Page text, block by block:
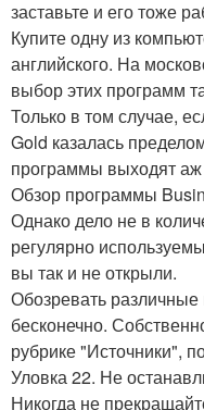
заставьте и его тоже
Купите одну из
английского. На
выбор этих программ
Только в том случае,
Gold казалась
программы выходят аж
Обзор программы
Однако дело не в
регулярно
вы так и не открыли.
Обозревать
бесконечно.
рубрике "Источники",
Уловка 22. Не
Никогда не